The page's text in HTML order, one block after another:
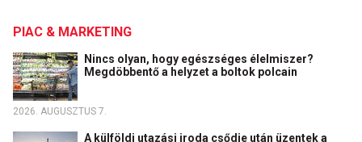
PIAC & MARKETING
Nincs olyan, hogy egészséges élelmiszer?
Megdöbbentő a helyzet a boltok polcain
2026. AUGUSZTUS 7.
A külföldi utazási iroda csődje után üzentek a